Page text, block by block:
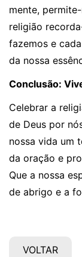
mente,
religião
fazemos e
da nossa
Conclusão:
Celebrar a
de Deus por
nossa vida um
da oração e
Que a nossa
de abrigo e a
VOLTAR